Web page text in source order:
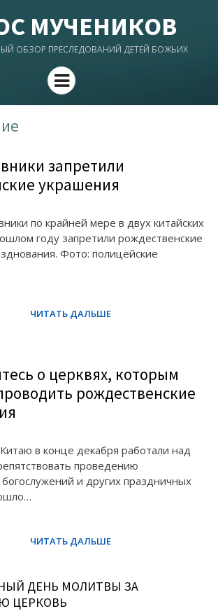
МУЧЕНИКОВ
ОБЗОР ПРЕСЛЕДОВАНИЙ ДЕТЕЙ БОЖЬИХ
Menu
запретили
украшения
по крайней мере в двух китайских
году запретили рождественские
Фото: полицейские
о церквях, которым
рождественские
в конце декабря работали над
проведению
и других праздничных
ДЕНЬ МОЛИТВЫ ЗА
ЦЕРКОВЬ